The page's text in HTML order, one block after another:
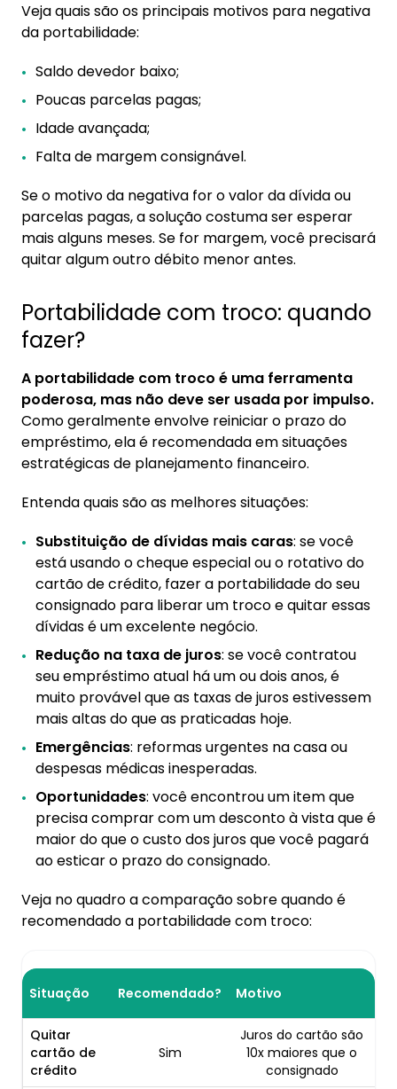
Veja quais são os principais motivos para negativa
da portabilidade:
Saldo devedor baixo;
Poucas parcelas pagas;
Idade avançada;
Falta de margem consignável.
Se o motivo da negativa for o valor da dívida ou
parcelas pagas, a solução costuma ser esperar
mais alguns meses. Se for margem, você precisará
quitar algum outro débito menor antes.
Portabilidade com troco: quando
fazer?
A portabilidade com troco é uma ferramenta
poderosa, mas não deve ser usada por impulso.
Como geralmente envolve reiniciar o prazo do
empréstimo, ela é recomendada em situações
estratégicas de planejamento financeiro.
Entenda quais são as melhores situações:
Substituição de dívidas mais caras: se você
está usando o cheque especial ou o rotativo do
cartão de crédito, fazer a portabilidade do seu
consignado para liberar um troco e quitar essas
dívidas é um excelente negócio.
Redução na taxa de juros: se você contratou
seu empréstimo atual há um ou dois anos, é
muito provável que as taxas de juros estivessem
mais altas do que as praticadas hoje.
Emergências: reformas urgentes na casa ou
despesas médicas inesperadas.
Oportunidades: você encontrou um item que
precisa comprar com um desconto à vista que é
maior do que o custo dos juros que você pagará
ao esticar o prazo do consignado.
Veja no quadro a comparação sobre quando é
recomendado a portabilidade com troco:
Situação Recomendado? Motivo
Quitar
cartão de
crédito
Sim
Juros do cartão são
10x maiores que o
consignado